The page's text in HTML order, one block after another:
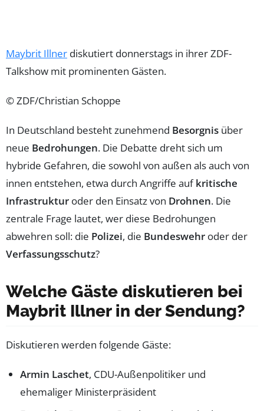
Maybrit Illner diskutiert donnerstags in ihrer ZDF-
Talkshow mit prominenten Gästen.
© ZDF/Christian Schoppe
In Deutschland besteht zunehmend Besorgnis über
neue Bedrohungen. Die Debatte dreht sich um
hybride Gefahren, die sowohl von außen als auch von
innen entstehen, etwa durch Angriffe aufkritische
Infrastruktur oder den Einsatz von Drohnen. Die
zentrale Frage lautet, wer diese Bedrohungen
abwehren soll: die Polizei, die Bundeswehr oder der
Verfassungsschutz?
Welche Gäste diskutieren bei
Maybrit Illner in der Sendung?
Diskutieren werden folgende Gäste:
Armin Laschet, CDU-Außenpolitiker und
ehemaliger Ministerpräsident